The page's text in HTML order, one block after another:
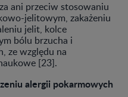
ani przeciw stosowaniu
jelitowym, zakażeniu
jelit, kolce
bólu brzucha i
ze względu na
[23].
alergii pokarmowych